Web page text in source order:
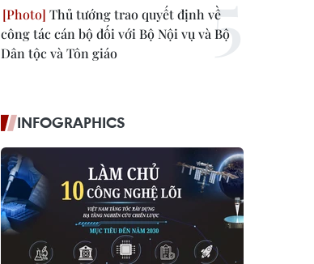
Thủ tướng trao quyết định về
công tác cán bộ đối với Bộ Nội vụ và Bộ
Dân tộc và Tôn giáo
INFOGRAPHICS